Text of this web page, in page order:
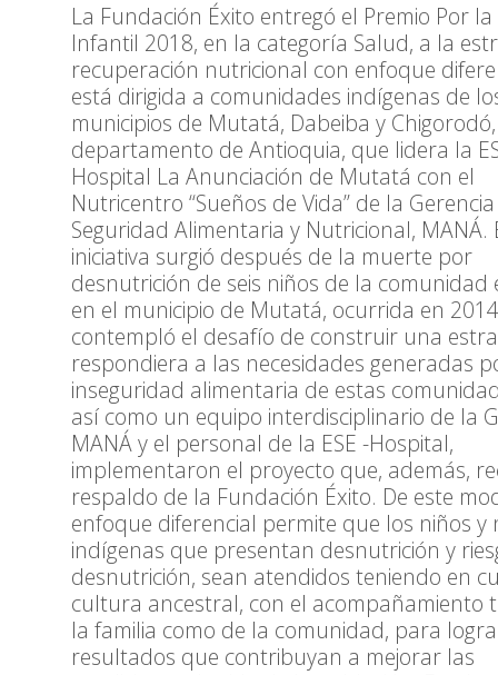
La Fundación Éxito entregó el Premio Por
Infantil 2018, en la categoría Salud, a la
recuperación nutricional con enfoque
está dirigida a comunidades indígenas de
municipios de Mutatá, Dabeiba y
departamento de Antioquia, que lidera la
Hospital La Anunciación de Mutatá con el
Nutricentro “Sueños de Vida” de la
Seguridad Alimentaria y Nutricional, MANÁ.
iniciativa surgió después de la muerte por
desnutrición de seis niños de la comunidad
en el municipio de Mutatá, ocurrida en
contempló el desafío de construir una
respondiera a las necesidades generadas
inseguridad alimentaria de estas
así como un equipo interdisciplinario de la
MANÁ y el personal de la ESE -Hospital,
implementaron el proyecto que, además,
respaldo de la Fundación Éxito. De este
enfoque diferencial permite que los niños y
indígenas que presentan desnutrición y
desnutrición, sean atendidos teniendo en
cultura ancestral, con el acompañamiento
la familia como de la comunidad, para
resultados que contribuyan a mejorar las